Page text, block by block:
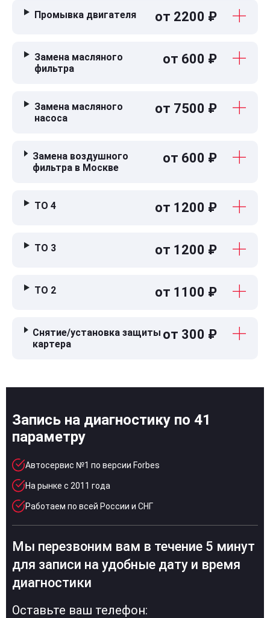
Промывка двигателя от 2200 ₽
Замена масляного
фильтра
от 600 ₽
Замена масляного
насоса
от 7500 ₽
Замена воздушного
фильтра в Москве
от 600 ₽
ТО 4 от 1200 ₽
ТО 3 от 1200 ₽
ТО 2 от 1100 ₽
Снятие/установка защиты
картера
от 300 ₽
Запись на диагностику по 41
параметру
Автосервис №1 по версии Forbes
На рынке с 2011 года
Работаем по всей России и СНГ
Мы перезвоним вам в течение 5 минут
для записи на удобные дату и время
диагностики
Оставьте ваш телефон: